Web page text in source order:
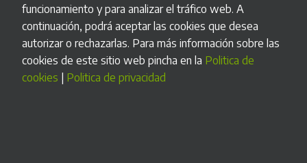
Fabricación a medida
Podemos adaptar nuestros productos estándar a tus
necesidades.
funcionamiento y para analizar el tráfico web. A
continuación, podrá aceptar las cookies que desea
autorizar o rechazarlas. Para más información sobre las
cookies de este sitio web pincha en la Politica de
cookies
Politica de privacidad